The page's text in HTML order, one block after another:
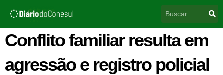
para
conteúdo
Conflito familiar resulta em
agressão e registro policial